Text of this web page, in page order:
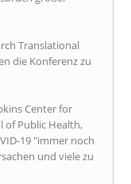
Translational
die Konferenz zu
Center for
of Public Health,
19 "immer noch
und viele zu